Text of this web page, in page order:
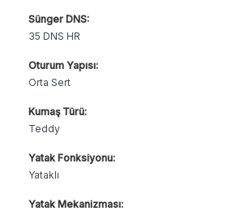
Sünger DNS:
35 DNS HR
Oturum Yapısı:
Orta Sert
Kumaş Türü:
Teddy
Yatak Fonksiyonu:
Yataklı
Yatak Mekanizması: